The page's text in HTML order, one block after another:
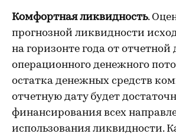
Комфортная ликвидность.
прогнозной ликвидности
на горизонте года от отчетной
операционного денежного
остатка денежных средств
отчетную дату будет
финансирования всех
использования ликвидности.